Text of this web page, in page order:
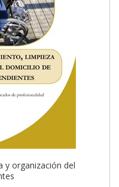
y organización del